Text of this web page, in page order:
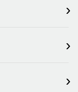
›
›
›